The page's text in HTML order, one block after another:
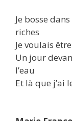
Je bosse
riches
Je voulais
Un jour
l’eau
Et là que j’ai